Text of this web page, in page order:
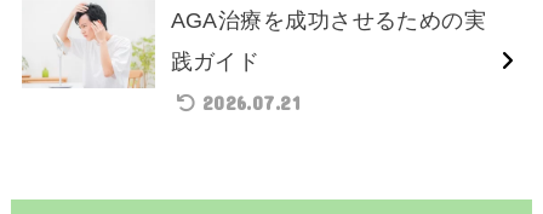
AGA治療を成功させるための実
践ガイド
2026.07.21